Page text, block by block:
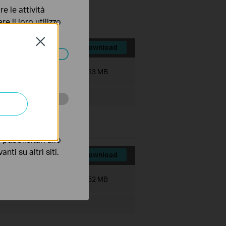
Download
10.13 MB
Download
39.52 MB
Close
le attività
il loro utilizzo
essere
di
pubblicitari allo
su altri siti.